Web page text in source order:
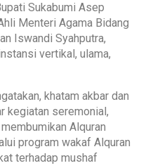
Sukabumi Asep
Menteri Agama Bidang
Iswandi Syahputra,
vertikal, ulama,
khatam akbar dan
kegiatan seremonial,
Alquran
program wakaf Alquran
terhadap mushaf